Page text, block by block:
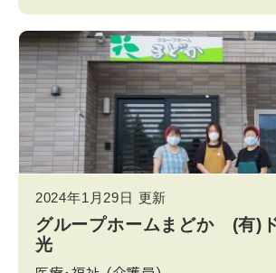
2024年1月29日 更新
グループホームまどか (有)
光